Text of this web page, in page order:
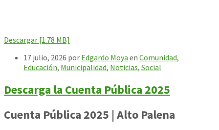
Descargar [1.78 MB]
17 julio, 2026 por Edgardo Moya en Comunidad,
Educación, Municipalidad, Noticias, Social
Descarga la Cuenta Pública 2025
Cuenta Pública 2025 | Alto Palena